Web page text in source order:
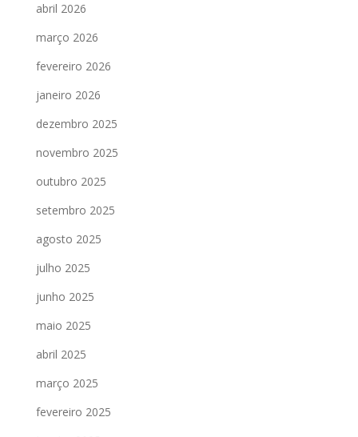
abril 2026
março 2026
fevereiro 2026
janeiro 2026
dezembro 2025
novembro 2025
outubro 2025
setembro 2025
agosto 2025
julho 2025
junho 2025
maio 2025
abril 2025
março 2025
fevereiro 2025